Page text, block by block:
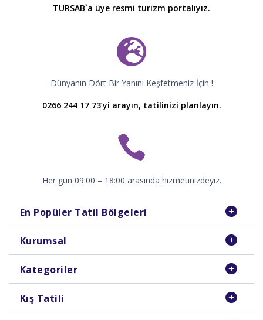
TURSAB`a üye resmi turizm portalıyız.
Dünyanın Dört Bir Yanını Keşfetmeniz İçin !
0266 244 17 73’yi arayın, tatilinizi planlayın.
Her gün 09:00 – 18:00 arasında hizmetinizdeyiz.
En Popüler Tatil Bölgeleri
Kurumsal
Kategoriler
Kış Tatili